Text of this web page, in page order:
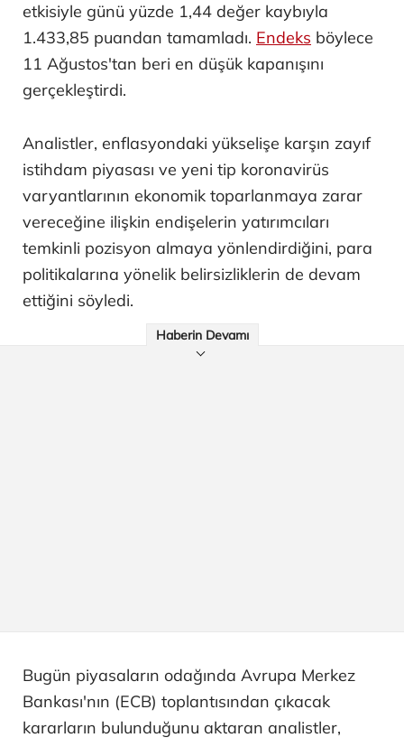
etkisiyle günü yüzde 1,44 değer kaybıyla
1.433,85 puandan tamamladı. Endeks böylece
11 Ağustos'tan beri en düşük kapanışını
gerçekleştirdi.
Analistler, enflasyondaki yükselişe karşın zayıf
istihdam piyasası ve yeni tip koronavirüs
varyantlarının ekonomik toparlanmaya zarar
vereceğine ilişkin endişelerin yatırımcıları
temkinli pozisyon almaya yönlendirdiğini, para
politikalarına yönelik belirsizliklerin de devam
ettiğini söyledi.
Haberin Devamı
Bugün piyasaların odağında Avrupa Merkez
Bankası'nın (ECB) toplantısından çıkacak
kararların bulunduğunu aktaran analistler,